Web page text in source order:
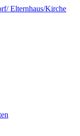
Elternhaus/Kirche